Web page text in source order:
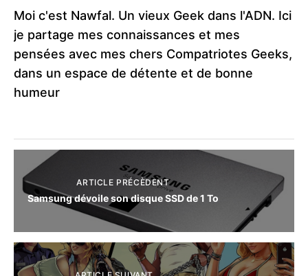
Moi c'est Nawfal. Un vieux Geek dans l'ADN. Ici
je partage mes connaissances et mes
pensées avec mes chers Compatriotes Geeks,
dans un espace de détente et de bonne
humeur
ARTICLE PRÉCÈDENT
Samsung dévoile son disque SSD de 1 To